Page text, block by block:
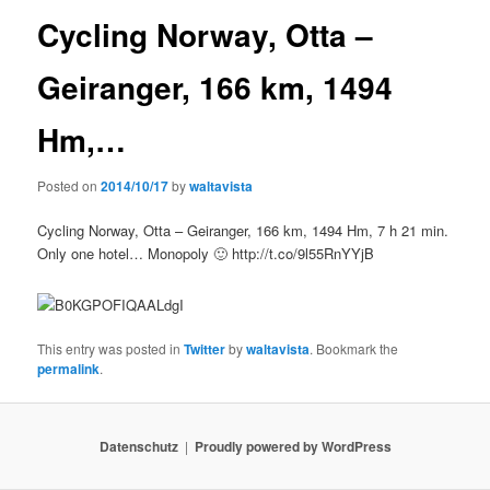
Cycling Norway, Otta –
Geiranger, 166 km, 1494
Hm,…
Posted on2014/10/17bywaltavista
Cycling Norway, Otta – Geiranger, 166 km, 1494 Hm, 7 h 21 min.
Only one hotel… Monopoly 🙂 http://t.co/9l55RnYYjB
This entry was posted inTwitterbywaltavista. Bookmark the
permalink.
Datenschutz Proudly powered by WordPress